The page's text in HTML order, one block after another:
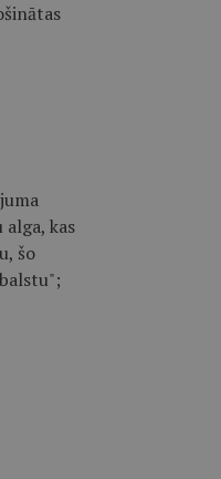
kas
šo